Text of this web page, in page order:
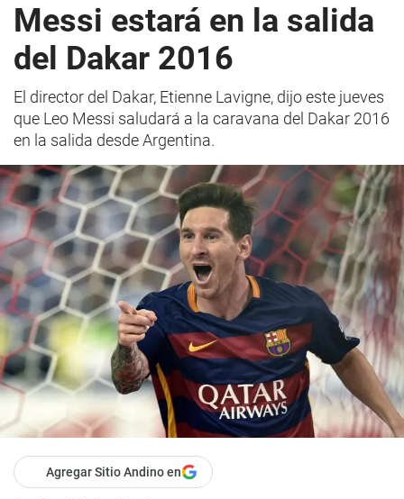
Messi estará en la salida
del Dakar 2016
El director del Dakar, Etienne Lavigne, dijo este jueves
que Leo Messi saludará a la caravana del Dakar 2016
en la salida desde Argentina.
Agregar Sitio Andino en